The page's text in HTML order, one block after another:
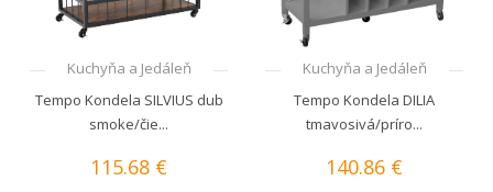
Kuchyňa a Jedáleň
Tempo Kondela SILVIUS dub
smoke/čie...
115.68 €
Kuchyňa a Jedáleň
Tempo Kondela DILIA
tmavosivá/príro...
140.86 €